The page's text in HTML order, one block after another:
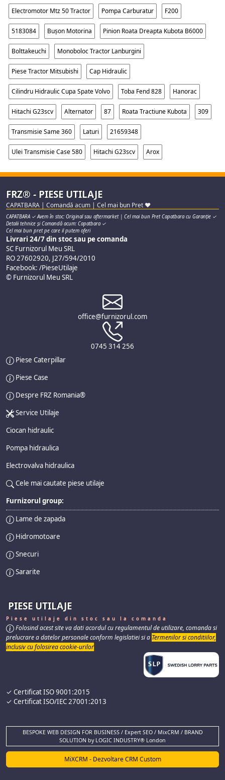
Electromotor Mtz 50 Tractor Pompa Carburatur F200
5183084 Bușon Motorina Pinion Roata Dreapta Kubota B6000
Bolttakeuchi Monoboloc Tractor Lanburgini
Piese Tractor Mitsubishi Cap Hidraulic
Cilindru Hidraulic Cupa Spate Volvo Toba Fend 828 Hanorac
Hitachi G23scv Alternator 87 Roata Tractiune Kubota 309
Transmisie Same 360 Laturi 21659348
Ulei Transmisie Case 580 Hitachi G23scv Arox
FRZ® - PIESE UTILAJE
CAPATBARA | Comandă acum | Cel mai bun Pret ♥
CAPATBARA ✓ Avem în stoc: Original sau aftermarket | Cel mai bun Pret Capatbara cu Garanție ✓
Detalii tehnice și Comandă acum: Capatbara ✓
Cel mai bun pret pe care il putem oferi
Livrari 24/7 din stoc sau pe comanda
SC Furnizorul Meu SRL
RO 27602920, J27/594/2010
Facebook: /PieseUtilaje
© Furnizorul Meu SRL
office@furnizorul.com
0745 314 256
Piese Caterpillar
Piese Case
Despre FRZ Romania®
Service Utilaje
Ciocan hidraulic
Pompa hidraulica
Electrovalva hidraulica
Cele mai cautate piese utilaje
Furnizorul group:
Lame de zapada
Hidromotoare
Snecuri
Sararite
PIESE UTILAJE
Piese utilaje din stoc sau la comanda
Folosind acest site va dati acordul cu regulamentul de utilizare, comanda si
prelucrare a datelor personale conform legislatiei si a Termenilor si conditiilor,
inclusiv cu folosirea cookie-urilor
✓ Certificat ISO 9001:2015
✓ Certificat ISO/IEC 27001:2013
BESPOKE WEB DESIGN FOR BUSINESS / Expert SEO / MixCRM / BRAND
SOLUTION by LOGIC INDUSTRY® London
MiXCRM - Dezvoltare CRM Custom